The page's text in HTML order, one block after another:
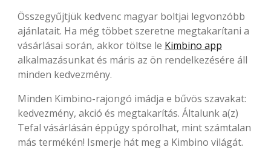
Összegyűjtjük kedvenc magyar boltjai legvonzóbb
ajánlatait. Ha még többet szeretne megtakarítani a
vásárlásai során, akkor töltse le Kimbino app
alkalmazásunkat és máris az ön rendelkezésére áll
minden kedvezmény.
Minden Kimbino-rajongó imádja e bűvös szavakat:
kedvezmény, akció és megtakarítás. Általunk a(z)
Tefal vásárlásán éppúgy spórolhat, mint számtalan
más termékén! Ismerje hát meg a Kimbino világát.